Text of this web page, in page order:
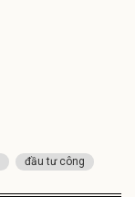
đầu tư công